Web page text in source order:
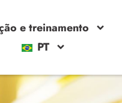
e treinamento
PT